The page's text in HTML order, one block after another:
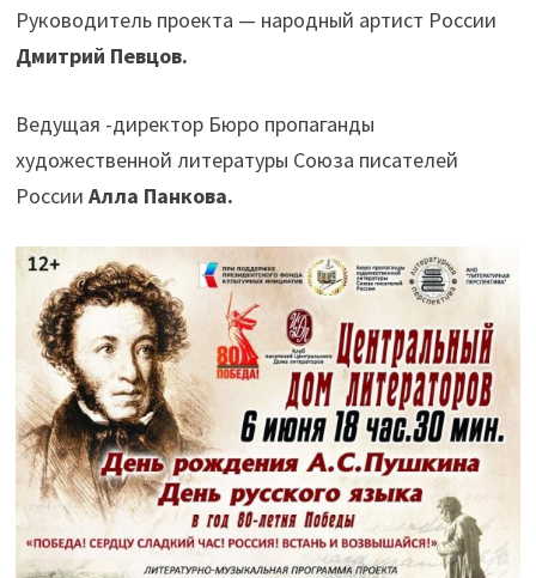
Руководитель проекта — народный артист России
Дмитрий Певцов.
Ведущая -директор Бюро пропаганды
художественной литературы Союза писателей
России Алла Панкова.